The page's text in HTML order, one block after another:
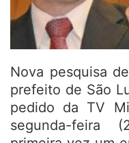
Nova pesquisa
prefeito de São
pedido da TV
segunda-feira